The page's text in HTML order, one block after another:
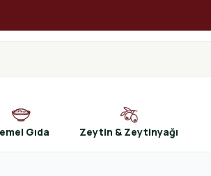
Gıda Zeytin & Zeytinyağı